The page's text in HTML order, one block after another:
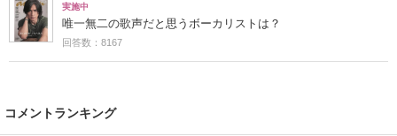
実施中
唯一無二の歌声だと思うボーカリストは？
回答数：8167
コメントランキング